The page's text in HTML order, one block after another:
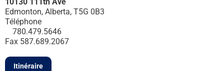
Edmonton, Alberta, T5G 0B3
Téléphone
780.479.5646
Fax 587.689.2067
Itinéraire